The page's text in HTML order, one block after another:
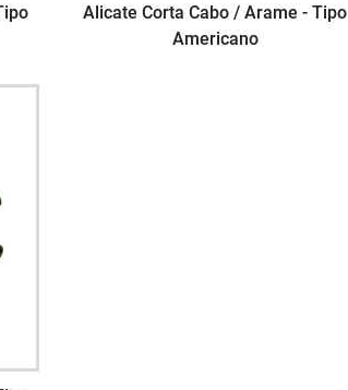
Alicate Corta Cabo / Arame - Tipo
Americano